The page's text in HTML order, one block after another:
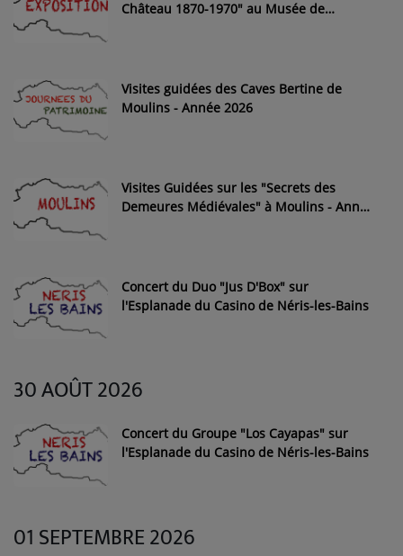
Château 1870-1970" au Musée de
Visites guidées des Caves Bertine de
Moulins - Année 2026
Visites Guidées sur les "Secrets des
Demeures Médiévales" à Moulins - Année
Concert du Duo "Jus D'Box" sur
l'Esplanade du Casino de Néris-les-Bains
30 AOÛT 2026
Concert du Groupe "Los Cayapas" sur
l'Esplanade du Casino de Néris-les-Bains
01 SEPTEMBRE 2026